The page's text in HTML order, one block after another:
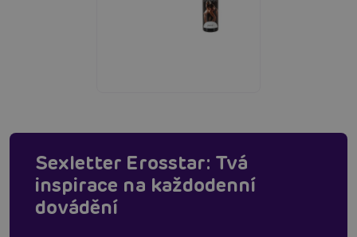
Sexletter Erosstar: Tvá
inspirace na každodenní
dovádění